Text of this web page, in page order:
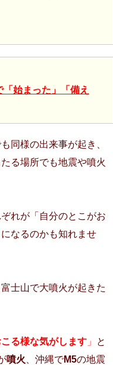
始まった」「備え
同様の出来事が起き、
る場所でも地震や噴火
れが「自分のとこがお
なるのかも知れませ
士山で大噴火が起きた
る様な気がします 」
と
噴火、沖縄でM5の地震